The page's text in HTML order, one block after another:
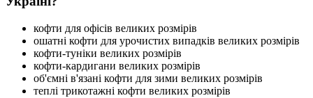
кофти для офісів великих розмірів
ошатні кофти для урочистих випадків великих розмірів
кофти-туніки великих розмірів
кофти-кардигани великих розмірів
об'ємні в'язані кофти для зими великих розмірів
теплі трикотажні кофти великих розмірів